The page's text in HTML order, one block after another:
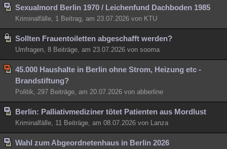
Sexualmord Berlin 1970 / Leichenfund Dachboden 1985
Kriminalfälle, 1 Beitrag, am 23.07.2026 von KTU
Sollten Frauentoiletten abgeschafft werden?
Umfragen, 8 Beiträge, am 23.07.2026 von sooma
45.000 Haushalte in Berlin ohne Strom, Heizung etc -
Brandstiftung?
Politik, 297 Beiträge, am 20.07.2026 von abberline
Berlin: Palliativmediziner tötet Patienten aus Mordlust
Kriminalfälle, 11 Beiträge, am 08.07.2026 von Lanza
Wahl zum Abgeordnetenhaus in Berlin 2026